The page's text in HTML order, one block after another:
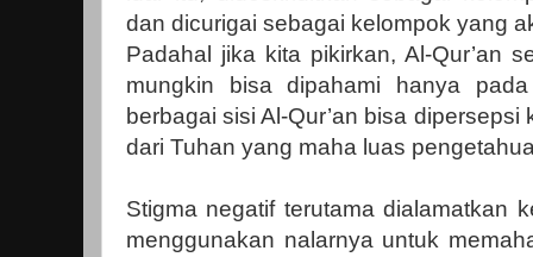
dan dicurigai sebagai kelompok yang
Padahal jika kita pikirkan, Al-Qur’an
mungkin bisa dipahami hanya
berbagai sisi Al-Qur’an bisa dipersepsi
dari Tuhan yang maha luas
Stigma negatif terutama dialamatkan
menggunakan nalarnya untuk